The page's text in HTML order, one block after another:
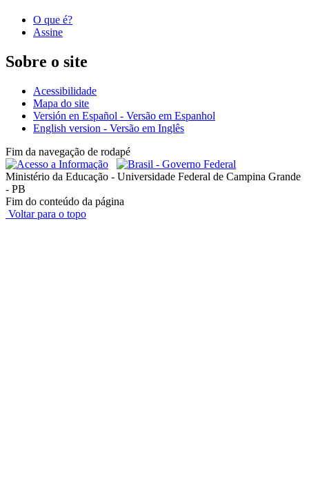
O que é?
Assine
Sobre o site
Acessibilidade
Mapa do site
Versión en Español - Versão em Espanhol
English version - Versão em Inglês
Fim da navegação de rodapé
Ministério da Educação - Universidade Federal de Campina Grande
- PB
Fim do conteúdo da página
Voltar para o topo